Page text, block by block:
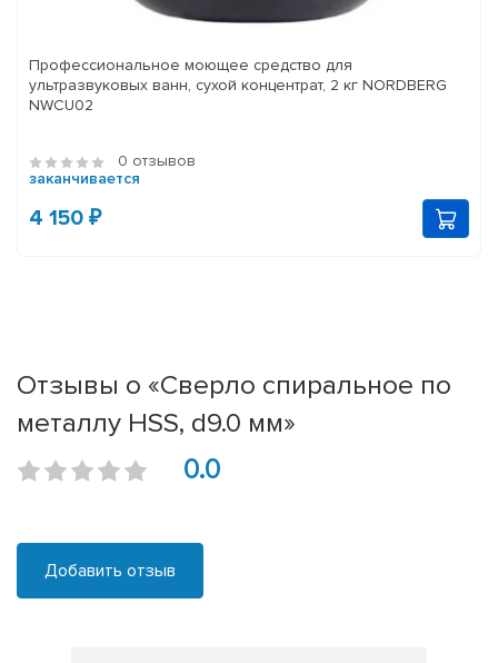
Профессиональное моющее средство для
ультразвуковых ванн, сухой концентрат, 2 кг NORDBERG
NWCU02
0 отзывов
заканчивается
4 150 ₽
Отзывы о «Сверло спиральное по
металлу HSS, d9.0 мм»
0.0
Добавить отзыв